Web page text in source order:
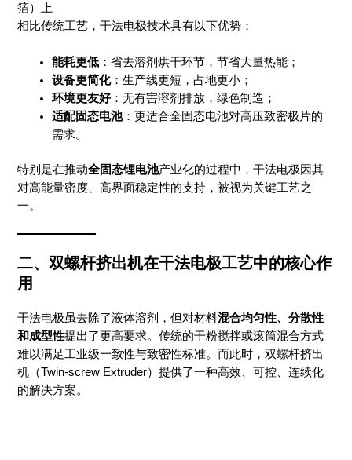
箔）上
相比传统工艺，干法电极技术具有以下优势：
能耗更低 ：省去溶剂烘干环节，节省大量热能；
设备更简化：生产线更短，占地更小；
环境更友好：无有害溶剂排放，绿色制造；
适配固态电池：更适合全固态电池对高压致密极片的
需求。
特别是在推动全固态锂电池产业化的过程中，干法电极因其
对高能量密度、高界面稳定性的支持，被视为关键工艺之
一。
二、双螺杆挤出机在干法电极工艺中的核心作
用
干法电极虽去除了液体溶剂，但对材料混合均匀性、分散性
和成型性提出了更高要求。传统的干粉搅拌或滚筒混合方式
难以满足工业级一致性与致密性标准。而此时，双螺杆挤出
机（Twin-screw Extruder）提供了一种高效、可控、连续化
的解决方案。